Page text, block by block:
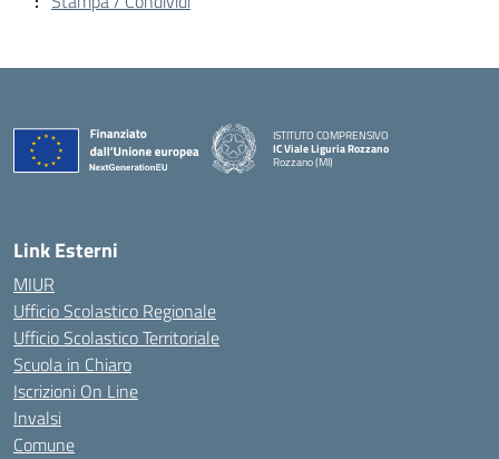
ISTITUTO COMPRENSIVO
IC Viale Liguria Rozzano
Rozzano (MI)
Link Esterni
MIUR
Ufficio Scolastico Regionale
Ufficio Scolastico Territoriale
Scuola in Chiaro
Iscrizioni On Line
Invalsi
Comune